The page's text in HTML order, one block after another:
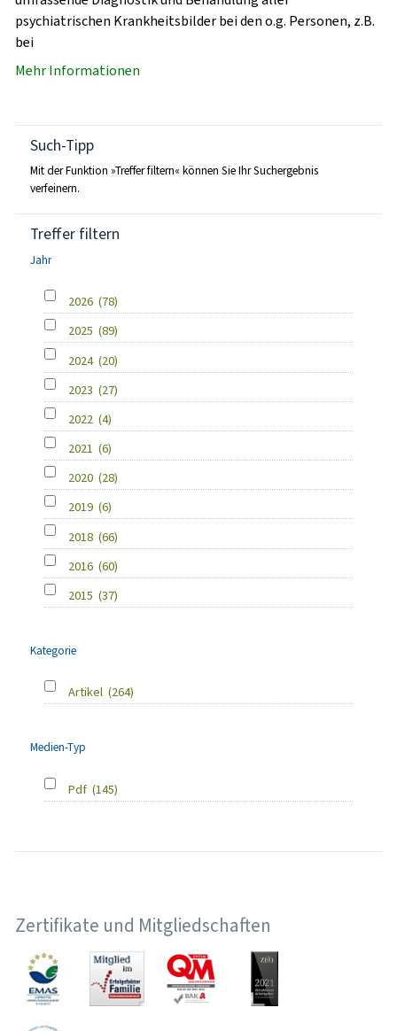
psychiatrischen Krankheitsbilder bei den o.g. Personen, z.B.
bei
Mehr Informationen
Such-Tipp
Mit der Funktion »Treffer filtern« können Sie Ihr Suchergebnis
verfeinern.
Treffer filtern
Jahr
2026 (78)
2025 (89)
2024 (20)
2023 (27)
2022 (4)
2021 (6)
2020 (28)
2019 (6)
2018 (66)
2016 (60)
2015 (37)
Kategorie
Artikel (264)
Medien-Typ
Pdf (145)
Zertifikate und Mitgliedschaften